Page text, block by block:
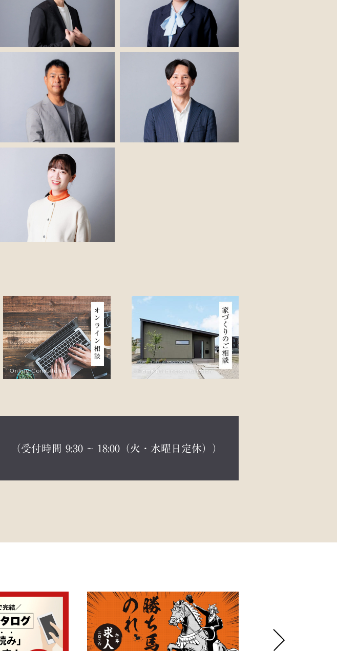
（受付時間 9:30 ~ 18:00（火・水曜日定休））